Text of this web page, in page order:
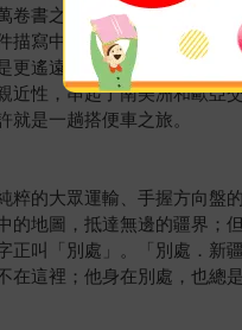
卷書之風。
描寫中，遭逢的不只是滿
更遙遠的吉爾吉斯東干人
近性，串起了南美洲和歐
是一趟搭便車之旅。
的大眾運輸、手握方向盤
地圖，抵達無邊的疆界；
正叫「別處」。「別處
這裡；他身在別處，也總是